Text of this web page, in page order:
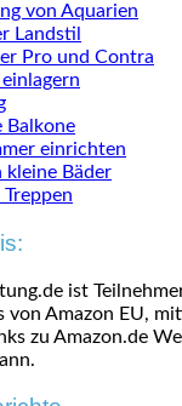
von Aquarien
Landstil
Pro und Contra
Balkone
einrichten
kleine Bäder
ist
von Amazon EU,
zu Amazon.de